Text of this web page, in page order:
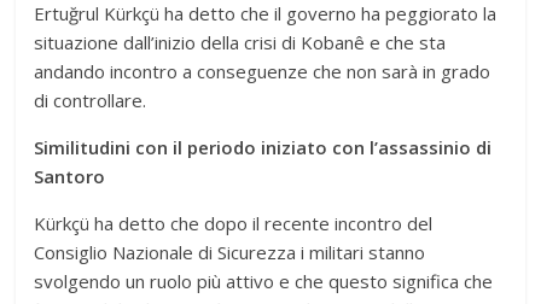
Ertuğrul Kürkçü ha detto che il governo ha peggiorato la
situazione dall’inizio della crisi di Kobanê e che sta
andando incontro a conseguenze che non sarà in grado
di controllare.
Similitudini con il periodo iniziato con l’assassinio di
Santoro
Kürkçü ha detto che dopo il recente incontro del
Consiglio Nazionale di Sicurezza i militari stanno
svolgendo un ruolo più attivo e che questo significa che